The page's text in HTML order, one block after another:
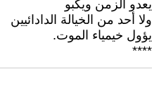
يعدو الزمن ويكبو
ولا أحد من الخيالة الدادائيين
يؤول خيمياء الموت.
****